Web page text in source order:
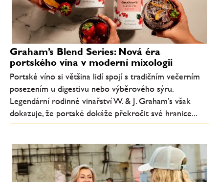
Graham’s Blend Series: Nová éra
portského vína v moderní mixologii
Portské víno si většina lidí spojí s tradičním večerním
posezením u digestivu nebo výběrového sýru.
Legendární rodinné vinařství W. & J. Graham’s však
dokazuje, že portské dokáže překročit své hranice...